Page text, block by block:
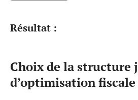
Résultat :
Choix de la
d’optimisation